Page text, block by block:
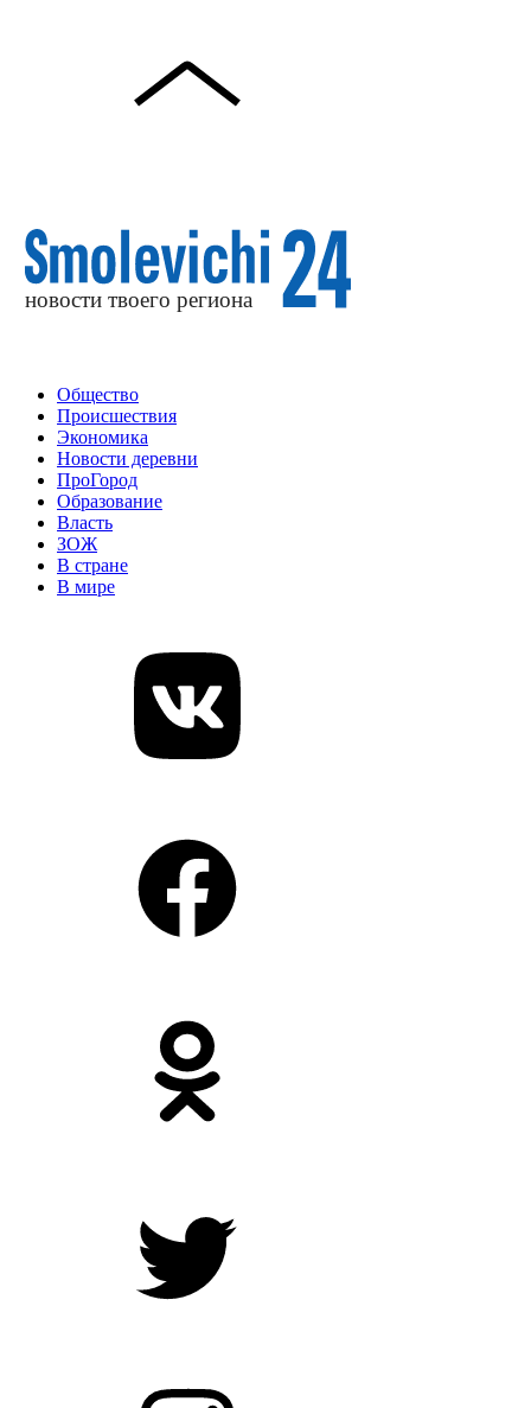
Общество
Происшествия
Экономика
Новости деревни
ПроГород
Образование
Власть
ЗОЖ
В стране
В мире